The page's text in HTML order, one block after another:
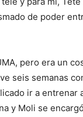
de poder
pero era un
seis semanas
ir a entrenar
y Moli se